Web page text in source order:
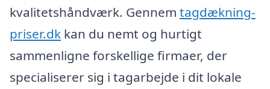
kvalitetshåndværk. Gennem tagdækning-
priser.dk kan du nemt og hurtigt
sammenligne forskellige firmaer, der
specialiserer sig i tagarbejde i dit lokale